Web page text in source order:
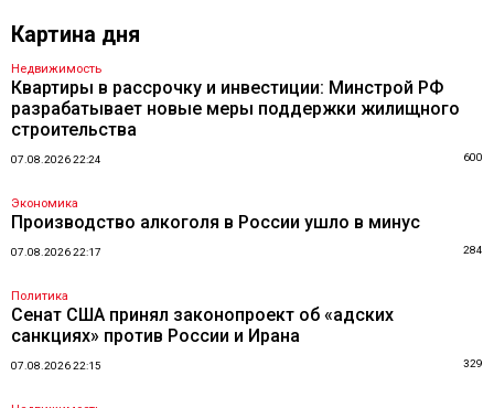
Картина дня
Недвижимость
Квартиры в рассрочку и инвестиции: Минстрой РФ
разрабатывает новые меры поддержки жилищного
строительства
07.08.2026 22:24 600
Экономика
Производство алкоголя в России ушло в минус
07.08.2026 22:17 284
Политика
Сенат США принял законопроект об «адских
санкциях» против России и Ирана
07.08.2026 22:15 329